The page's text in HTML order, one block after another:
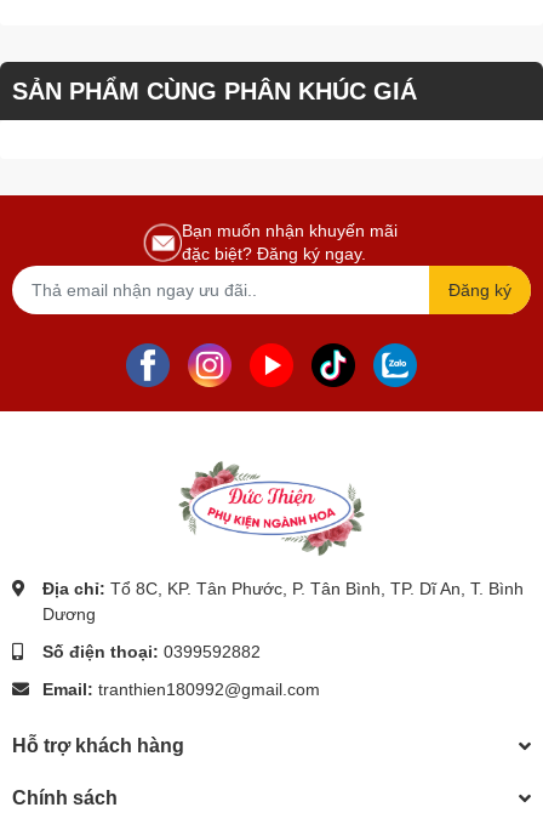
SẢN PHẨM CÙNG PHÂN KHÚC GIÁ
Bạn muốn nhận khuyến mãi
đặc biệt? Đăng ký ngay.
Đăng ký
Địa chỉ: Tổ 8C, KP. Tân Phước, P. Tân Bình, TP. Dĩ An, T. Bình
Dương
Số điện thoại: 0399592882
Email: tranthien180992@gmail.com
Hỗ trợ khách hàng
Chính sách